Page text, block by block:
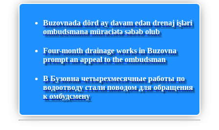
Buzovnada dörd ay davam edən drenaj işləri
ombudsmana müraciətə səbəb olub
Four-month drainage works in Buzovna
prompt an appeal to the ombudsman
В Бузовна четырехмесячные работы по
водоотводу стали поводом для обращения
к омбудсмену